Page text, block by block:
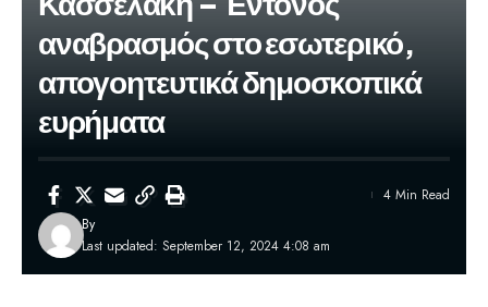
αναβρασμός στο εσωτερικό,
απογοητευτικά δημοσκοπικά
ευρήματα
Last updated: September 12, 2024 4:08 am
By
4 Min Read